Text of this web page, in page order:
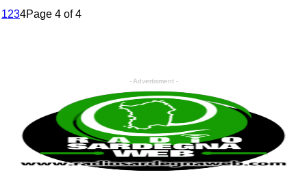
1234Page 4 of 4
- Advertisment -